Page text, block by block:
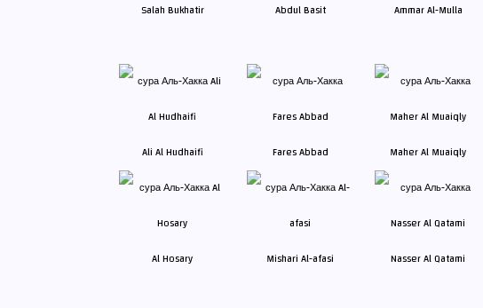
Salah Bukhatir Abdul Basit Ammar Al-Mulla
Ali Al Hudhaifi Fares Abbad Maher Al Muaiqly
Al Hosary Mishari Al-afasi Nasser Al Qatami